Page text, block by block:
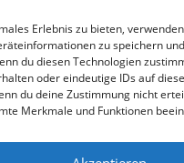
Erlebnis zu bieten,
zu speichern
du diesen Technologien
oder eindeutige IDs auf
du deine Zustimmung nicht
Merkmale und Funktionen
in Ceuta
Abschiebemärchen